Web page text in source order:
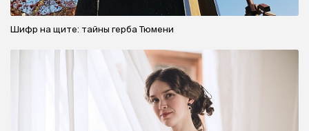
Шифр на щите: тайны герба Тюмени